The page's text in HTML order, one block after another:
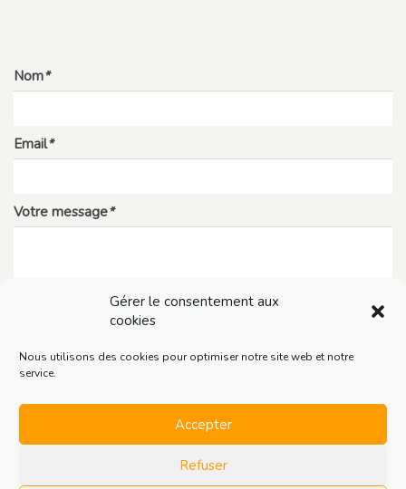
Gérer le consentement aux
cookies
Nous utilisons des cookies pour optimiser notre site web et notre
service.
Accepter
Refuser
Nom*
Email*
Votre message*